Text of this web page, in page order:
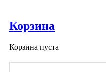
Корзина
Корзина пуста